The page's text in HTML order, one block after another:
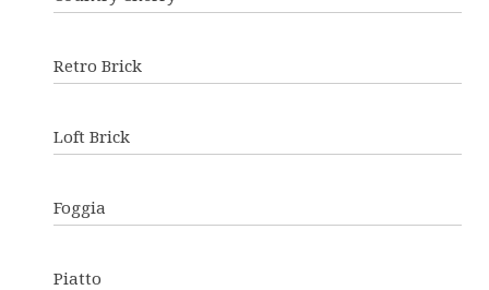
Retro Brick
Loft Brick
Foggia
Piatto